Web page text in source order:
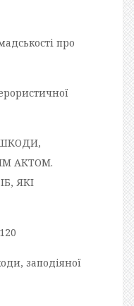
про
ШКОДИ,
АКТОМ.
ЯКІ
заподіяної